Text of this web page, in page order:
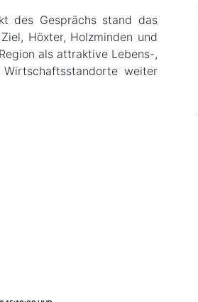
des Gesprächs stand das
Höxter, Holzminden und
als attraktive Lebens-,
weiter